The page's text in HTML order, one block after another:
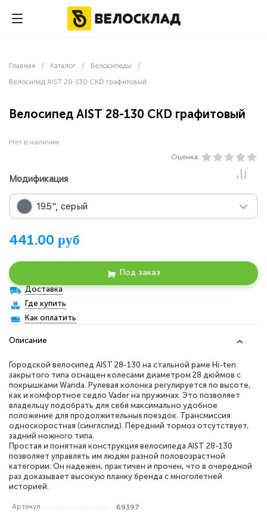
Велосипед AIST 28-130 CKD графитовый
Главная -
Каталог -
Велосипеды
Велосипед AIST 28-130 CKD графитовый
Нет в наличии
Оценка:
Модификация
19.5", серый
441.00 руб
Под заказ
Доставка
Где купить
Как оплатить
Описание
Городской велосипед AIST 28-130 на стальной раме Hi-ten
закрытого типа оснащен колесами диаметром 28 дюймов с
покрышками Wanda. Рулевая колонка регулируется по высоте,
как и комфортное седло Vader на пружинах. Это позволяет
владельцу подобрать для себя максимально удобное
положение для продолжительных поездок. Трансмиссия
односкоростная (синглспид). Передний тормоз отсутствует,
задний ножного типа.
Простая и понятная конструкция велосипеда AIST 28-130
позволяет управлять им людям разной половозрастной
категории. Он надежен, практичен и прочен, что в очередной
раз доказывает высокую планку бренда с многолетней
историей.
Артикул 69397